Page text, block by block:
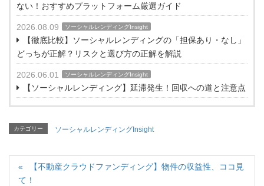
ない！おすすめプラットフォーム厳選ガイド
2026.08.09 ソーシャルレンディングInsight
【徹底比較】ソーシャルレンディングの「担保あり・なし」
どっちが正解？リスクと選び方の正解を解説
2026.06.01 ソーシャルレンディングInsight
【ソーシャルレンディング】延滞発生！回収への道と注意点
カテゴリー ソーシャルレンディングInsight
【不動産クラウドファンディング】物件の収益性、ココ見
て！